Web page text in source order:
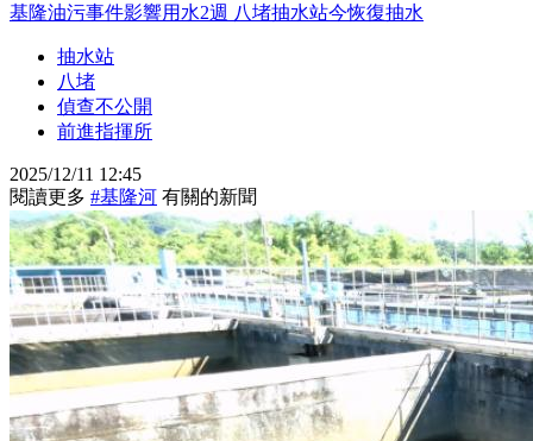
基隆油污事件影響用水2週 八堵抽水站今恢復抽水
抽水站
八堵
偵查不公開
前進指揮所
2025/12/11 12:45
閱讀更多 #基隆河 有關的新聞